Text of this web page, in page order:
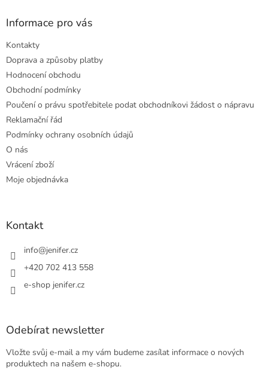
Informace pro vás
Kontakty
Doprava a způsoby platby
Hodnocení obchodu
Obchodní podmínky
Poučení o právu spotřebitele podat obchodníkovi žádost o nápravu
Reklamační řád
Podmínky ochrany osobních údajů
O nás
Vrácení zboží
Moje objednávka
Kontakt
info@jenifer.cz
+420 702 413 558
e-shop jenifer.cz
Odebírat newsletter
Vložte svůj e-mail a my vám budeme zasílat informace o nových
produktech na našem e-shopu.